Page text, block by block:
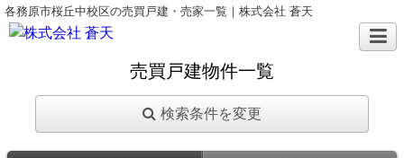
各務原市桜丘中校区の売買戸建・売家一覧｜株式会社 蒼天
売買戸建物件一覧
検索条件を変更